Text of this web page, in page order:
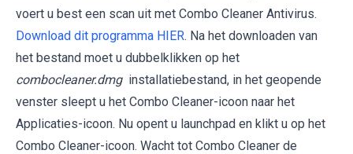
voert u best een scan uit met Combo Cleaner Antivirus.
Download dit programma HIER. Na het downloaden van
het bestand moet u dubbelklikken op het
combocleaner.dmg installatiebestand, in het geopende
venster sleept u het Combo Cleaner-icoon naar het
Applicaties-icoon. Nu opent u launchpad en klikt u op het
Combo Cleaner-icoon. Wacht tot Combo Cleaner de